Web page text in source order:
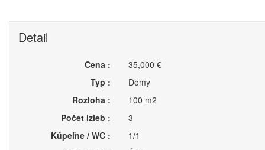
Detail
Cena :
35,000 €
Typ :
Domy
Rozloha :
100 m2
Počet izieb :
3
Kúpeľne / WC :
1/1